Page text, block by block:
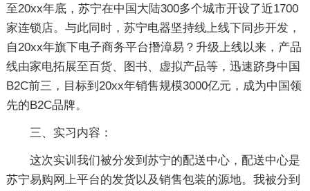
至20xx年底，苏宁在中国大陆300多个城市开设了近1700
家连锁店。与此同时，苏宁电器坚持线上线下同步开发，
自20xx年旗下电子商务平台撍漳易？升级上线以来，产品
线由家电拓展至百货、图书、虚拟产品等，迅速跻身中国
B2C前三，目标到20xx年销售规模3000亿元，成为中国领
先的B2C品牌。
三、实习内容：
这次实训我们被分发到苏宁的配送中心，配送中心是
苏宁易购网上平台的发货以及销售包装的源地。我被分到